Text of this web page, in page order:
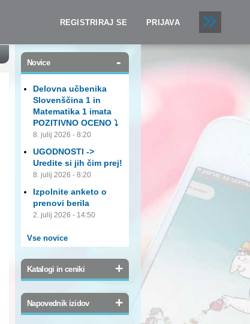
REGISTRIRAJ SE
PRIJAVA
Novice -
Delovna učbenika
Slovenščina 1 in
Matematika 1 imata
POZITIVNO OCENO ⤵️
8. julij 2026 - 8:20
UGODNOSTI ->
Uredite si jih čim prej!
8. julij 2026 - 8:20
Izpolnite anketo o
prenovi berila
2. julij 2026 - 14:50
Vse novice
Katalogi in ceniki +
Napovednik izidov +